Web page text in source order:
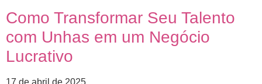
Como Transformar Seu Talento
com Unhas em um Negócio
Lucrativo
17 de abril de 2025